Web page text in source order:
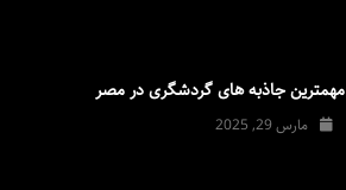
مهمترین جاذبه های گردشگری در مصر
مارس 29, 2025